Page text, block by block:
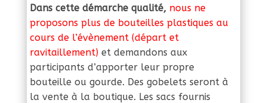
Dans cette démarche qualité, nous ne
proposons plus de bouteilles plastiques au
cours de l’évènement (départ et
ravitaillement) et demandons aux
participants d’apporter leur propre
bouteille ou gourde. Des gobelets seront à
la vente à la boutique. Les sacs fournis